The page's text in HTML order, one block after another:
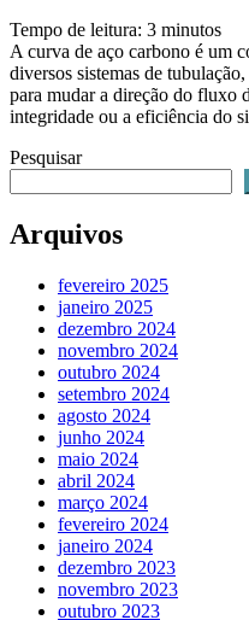
Tempo de leitura: 3 minutos
A curva de aço carbono é um
diversos sistemas de
para mudar a direção do fluxo
integridade ou a eficiência do
Pesquisar
Arquivos
fevereiro 2025
janeiro 2025
dezembro 2024
novembro 2024
outubro 2024
setembro 2024
agosto 2024
junho 2024
maio 2024
abril 2024
março 2024
fevereiro 2024
janeiro 2024
dezembro 2023
novembro 2023
outubro 2023